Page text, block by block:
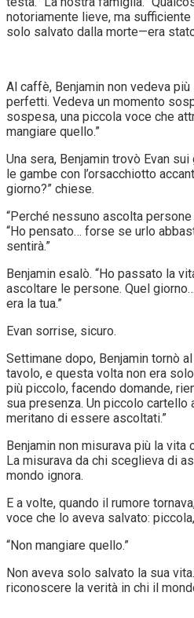
notoriamente lieve, ma
solo salvato dalla morte—era
Al caffè, Benjamin non vedeva
perfetti. Vedeva un momento
sospesa, una piccola voce che
mangiare quello.”
Una sera, Benjamin trovò Evan
le gambe con l’orsacchiotto
giorno?” chiese.
“Perché nessuno ascolta
“Ho pensato… forse se urlo
sentirà.”
Benjamin esalò. “Ho passato la
ascoltare le persone. Quel
era la tua.”
Evan sorrise, sicuro.
Settimane dopo, Benjamin tornò
tavolo, e questa volta non era
più piccolo, facendo domande,
sua presenza. Un piccolo cartello
meritano di essere ascoltati.”
Benjamin non misurava più la
La misurava da chi sceglieva di
mondo ignora.
E a volte, quando il rumore
voce che lo aveva salvato:
“Non mangiare quello.”
Non aveva solo salvato la sua
riconoscere la verità in chi il